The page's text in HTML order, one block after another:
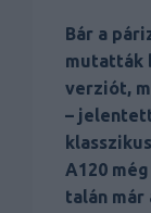
Bár a
mutatták
verziót,
–
A120
talán már